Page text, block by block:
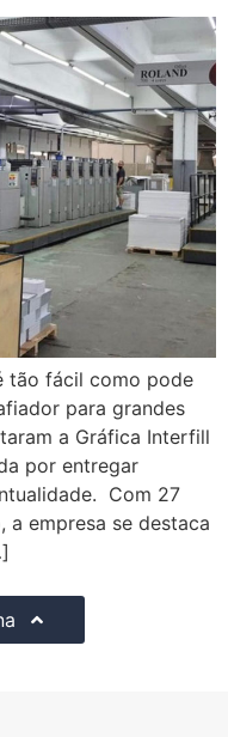
tão fácil como pode
para grandes
a Gráfica Interfill
por entregar
Com 27
a empresa se destaca